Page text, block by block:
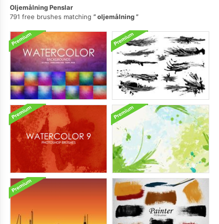
Oljemålning Penslar
791 free brushes matching
oljemålning